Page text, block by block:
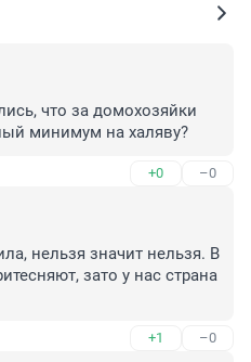
что за домохозяйки
минимум на халяву?
+0 –0
нельзя значит нельзя. В
зато у нас страна
+1 –0